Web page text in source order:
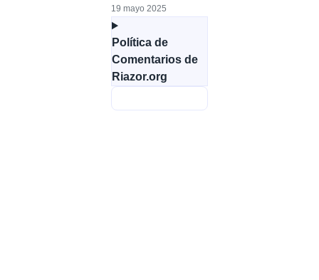
19 mayo 2025
Política de
Comentarios de
Riazor.org